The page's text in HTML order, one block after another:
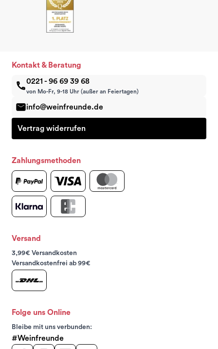
Kontakt & Beratung
0221 - 96 69 39 68
von Mo-Fr, 9-18 Uhr (außer an Feiertagen)
info@weinfreunde.de
Vertrag widerrufen
Zahlungsmethoden
Versand
3,99€ Versandkosten
Versandkostenfrei ab 99€
Folge uns Online
Bleibe mit uns verbunden:
#Weinfreunde